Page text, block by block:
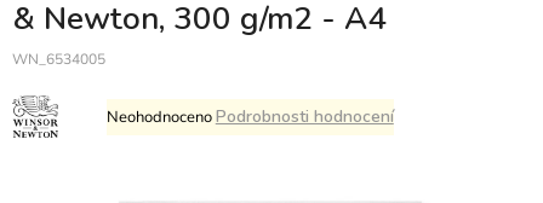
& Newton, 300 g/m2 - A4
WN_6534005
Průměrné
hodnocení
NeohodnocenoPodrobnosti hodnocení